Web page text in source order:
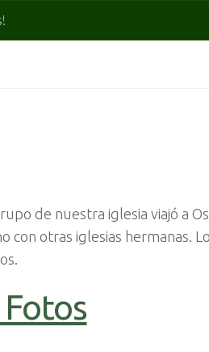
de nuestra iglesia viajó a
con otras iglesias hermanas.